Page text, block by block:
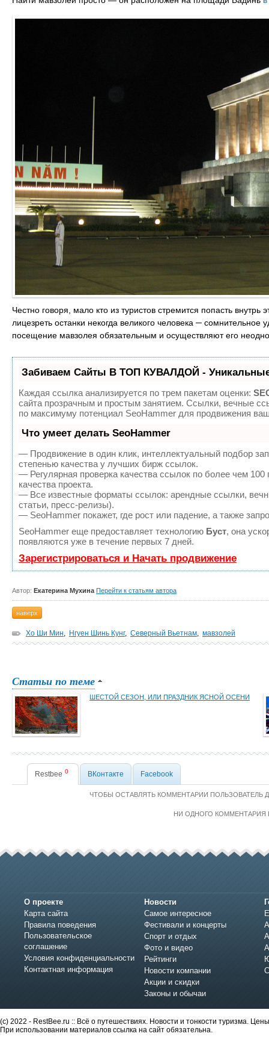
Честно говоря, мало кто из туристов стремится попасть
лицезреть останки некогда великого человека ─
посещение мавзолея обязательным и осуществляют его
Забиваем Сайты В ТОП КУВАЛДОЙ - Уникальные
Каждая ссылка анализируется по трем пакетам оценки:
сайта прозрачным и простым занятием. Ссылки, вечные
по максимуму потенциал SeoHammer для продвижения
Что умеет делать SeoHammer
— Продвижение в один клик, интеллектуальный подбор
степенью качества у лучших бирж ссылок.
— Регулярная проверка качества ссылок по более чем
качества проекта.
— Все известные форматы ссылок: арендные ссылки,
статьи, пресс-релизы).
— SeoHammer покажет, где рост или падение, а также
SeoHammer еще предоставляет технологию Буст, она
появляются уже в течение первых 7 дней.
Зарегистрироваться и Начать продвижение
Автор: Екатерина Мухина Перейти к статьям автора
наверх
Хо Ши Мин, Нгуен Шинь Кунг, Северный Вьетнам, мавзолей
Статьи по теме
ШЕСТОЙ СЕЗОН, ИЛИ ПРАЗДНИК ЯСНОЙ ОСЕНИ
Restbee 0 ВКонтакте Facebook
ЧТОБЫ ОСТАВЛЯТЬ КОММЕНТАРИИ
НИ ОДНОГО КОММЕНТАРИЯ
О проекте
Карта сайта
Правила поведения
Пользовательское
соглашение
Условия конфиденциальности
Контактная информация
Новости
Самое интересное
Фестивали и концерты
Спорт и отдых
Фото и видео
Рейтинги
Новости компании
Акции и скидки
Законы и обычаи
(c) 2022 - RestBee.ru :: Всё о путешествиях. Новости и тонкости туризма.
При использовании материалов ссылка на сайт обязательна.